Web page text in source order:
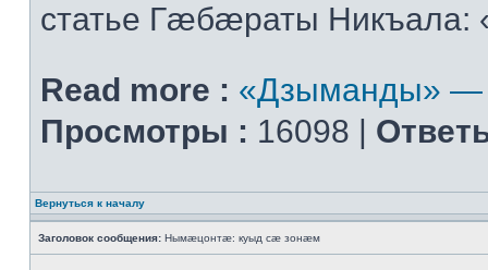
статье Гæбæраты
Read more : «Дзыманды» —
Просмотры : 16098 |
Вернуться к началу
Заголовок сообщения: Нымæцонтæ: куыд сæ зонæм